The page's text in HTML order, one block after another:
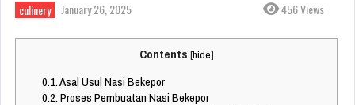
culinery January 26, 2025 456 Views
Contents [hide]
0.1.Asal Usul Nasi Bekepor
0.2.Proses Pembuatan Nasi Bekepor